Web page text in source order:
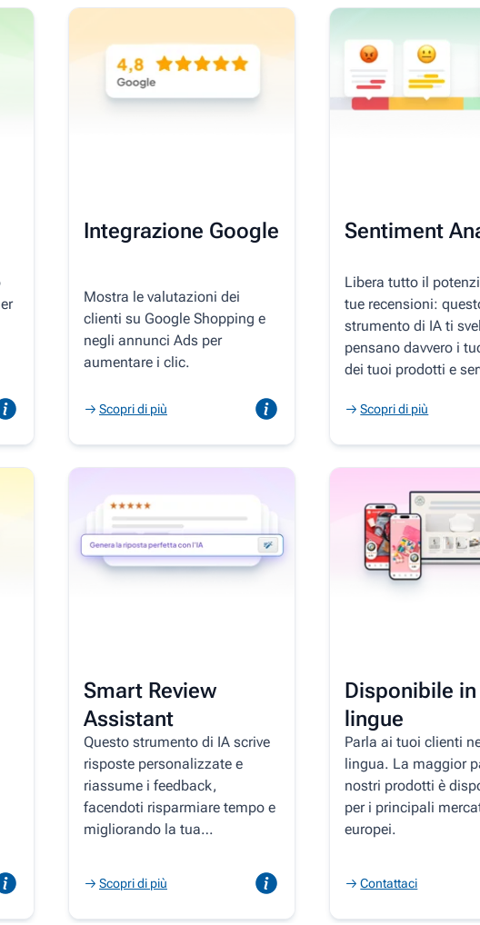
Integrazione Google
Mostra le valutazioni dei
clienti su Google Shopping e
negli annunci Ads per
aumentare i clic.
Scopri di più
Sentiment
Libera tutto il
tue recensioni:
strumento di IA ti
pensano davvero i
dei tuoi prodotti e
Scopri di più
Smart Review
Assistant
Questo strumento di IA scrive
risposte personalizzate e
riassume i feedback,
facendoti risparmiare tempo e
migliorando la tua
Scopri di più
Disponibile in
lingue
Parla ai tuoi clienti
lingua. La maggior
nostri prodotti è
per i principali
europei.
Contattaci